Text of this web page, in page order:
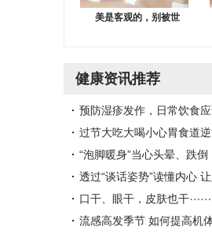
美是客观的，别被世
健康资讯推荐
预防湿疹发作，日常饮食
过节大吃大喝小心胃食道
“泡脚暖身”当心头晕、跌
透过“谈话姿势”读懂内心
口干、眼干，皮肤也干⋯⋯
流感高发季节 如何提高机